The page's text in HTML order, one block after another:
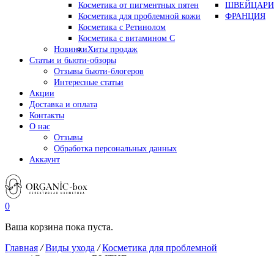
Косметика от пигментных пятен
Косметика для проблемной кожи
Косметика с Ретинолом
Косметика с витамином С
ФРАНЦИЯ
НовинкиХиты продаж
Статьи и бьюти-обзоры
Отзывы бьюти-блогеров
Интересные статьи
Акции
Доставка и оплата
Контакты
О нас
Отзывы
Обработка персональных данных
Аккаунт
0
Ваша корзина пока пуста.
Главная /Виды ухода /Косметика для проблемной